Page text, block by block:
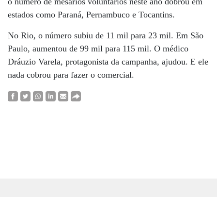
estados como Paraná, Pernambuco e Tocantins.
No Rio, o número subiu de 11 mil para 23 mil. Em São
Paulo, aumentou de 99 mil para 115 mil. O médico
Dráuzio Varela, protagonista da campanha, ajudou. E ele
nada cobrou para fazer o comercial.